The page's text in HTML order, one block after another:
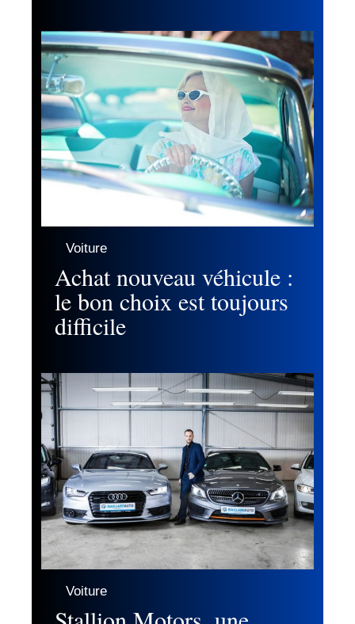
Voiture
Achat nouveau véhicule :
le bon choix est toujours
difficile
Voiture